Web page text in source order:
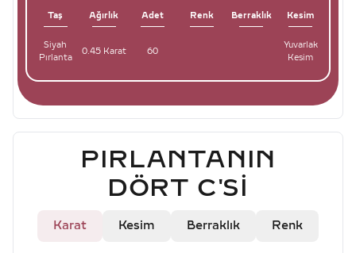
Taş Ağırlık Adet Renk Berraklık Kesim
Siyah
Pırlanta
0.45 Karat 60
Yuvarlak
Kesim
PIRLANTANIN
DÖRT C'SI
Karat Kesim Berraklık Renk